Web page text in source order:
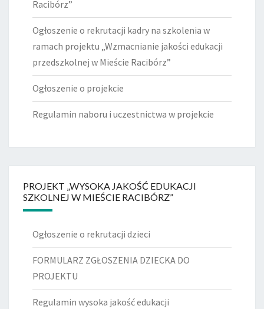
Racibórz”
Ogłoszenie o rekrutacji kadry na szkolenia w
ramach projektu „Wzmacnianie jakości edukacji
przedszkolnej w Mieście Racibórz”
Ogłoszenie o projekcie
Regulamin naboru i uczestnictwa w projekcie
PROJEKT „WYSOKA JAKOŚĆ EDUKACJI
SZKOLNEJ W MIEŚCIE RACIBÓRZ”
Ogłoszenie o rekrutacji dzieci
FORMULARZ ZGŁOSZENIA DZIECKA DO
PROJEKTU
Regulamin wysoka jakość edukacji